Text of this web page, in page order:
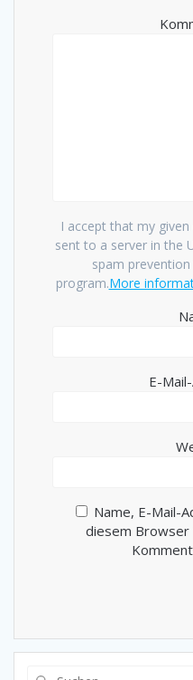
I accept that my
sent to a server in the
spam
program.More
E-
Name, E-Mail-
diesem Browser